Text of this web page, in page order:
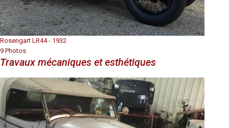
Rosengart LR44 - 1932
9 Photos
Travaux mécaniques et esthétiques